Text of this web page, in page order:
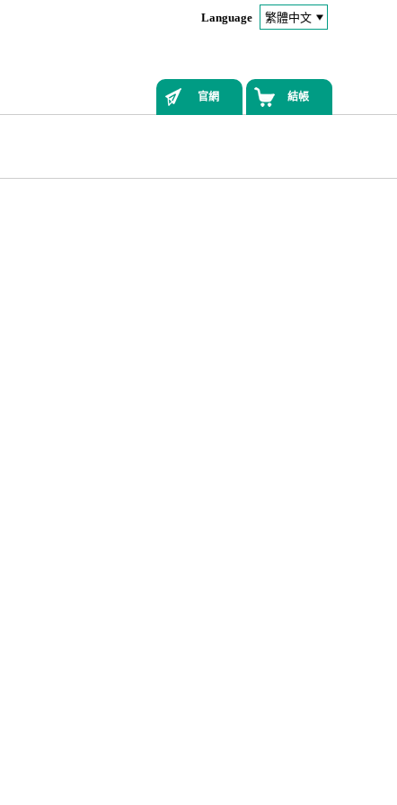
Language
官網 結帳